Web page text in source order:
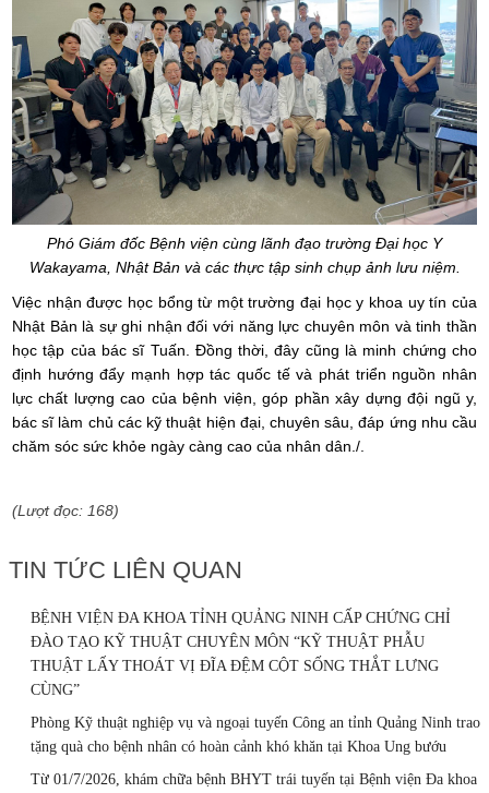
Phó Giám đốc Bệnh viện cùng lãnh đạo trường Đại học Y
Wakayama, Nhật Bản và các thực tập sinh chụp ảnh lưu niệm.
Việc nhận được học bổng từ một trường đại học y khoa uy tín của
Nhật Bản là sự ghi nhận đối với năng lực chuyên môn và tinh thần
học tập của bác sĩ Tuấn. Đồng thời, đây cũng là minh chứng cho
định hướng đẩy mạnh hợp tác quốc tế và phát triển nguồn nhân
lực chất lượng cao của bệnh viện, góp phần xây dựng đội ngũ y,
bác sĩ làm chủ các kỹ thuật hiện đại, chuyên sâu, đáp ứng nhu cầu
chăm sóc sức khỏe ngày càng cao của nhân dân./.
(Lượt đọc: 168)
TIN TỨC LIÊN QUAN
BỆNH VIỆN ĐA KHOA TỈNH QUẢNG NINH CẤP CHỨNG CHỈ
ĐÀO TẠO KỸ THUẬT CHUYÊN MÔN “KỸ THUẬT PHẪU
THUẬT LẤY THOÁT VỊ ĐĨA ĐỆM CỘT SỐNG THẮT LƯNG
CÙNG”
Phòng Kỹ thuật nghiệp vụ và ngoại tuyến Công an tỉnh Quảng Ninh trao
tặng quà cho bệnh nhân có hoàn cảnh khó khăn tại Khoa Ung bướu
Từ 01/7/2026, khám chữa bệnh BHYT trái tuyến tại Bệnh viện Đa khoa